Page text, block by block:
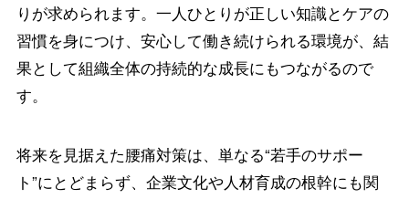
りが求められます。一人ひとりが正しい知識とケアの
習慣を身につけ、安心して働き続けられる環境が、結
果として組織全体の持続的な成長にもつながるので
す。
将来を見据えた腰痛対策は、単なる“若手のサポー
ト”にとどまらず、企業文化や人材育成の根幹にも関